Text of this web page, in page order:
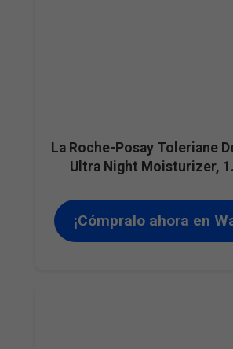
La Roche-Posay Toleriane
Ultra Night Moisturizer,
¡Cómpralo ahora en